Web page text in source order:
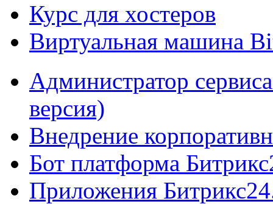
Курс для хостеров
Виртуальная машина
Администратор
версия)
Внедрение
Бот платформа
Приложения